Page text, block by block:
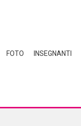
FOTO INSEGNANTI